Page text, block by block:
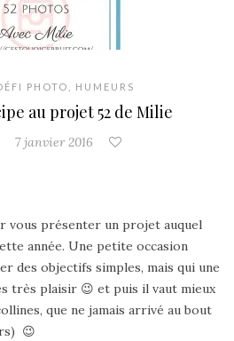
PHOTO HUMEURS
au projet 52 de Milie
7 janvier 2016
vous présenter un projet auquel
année. Une petite occasion
des objectifs simples, mais qui une
très plaisir 😉 et puis il vaut mieux
que ne jamais arrivé au bout
😉